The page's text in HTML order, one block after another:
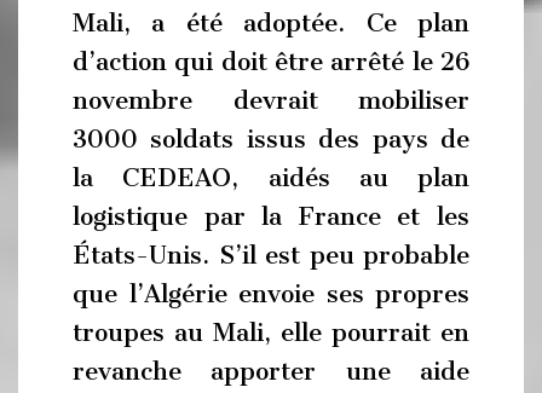
Mali, a été adoptée. Ce plan
d’action qui doit être arrêté le 26
novembre devrait mobiliser
3000 soldats issus des pays de
la CEDEAO, aidés au plan
logistique par la France et les
États-Unis. S’il est peu probable
que l’Algérie envoie ses propres
troupes au Mali, elle pourrait en
revanche apporter une aide